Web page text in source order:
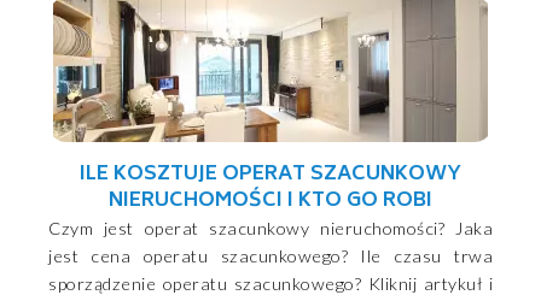
ILE KOSZTUJE OPERAT SZACUNKOWY
NIERUCHOMOŚCI I KTO GO ROBI
Czym jest operat szacunkowy nieruchomości? Jaka
jest cena operatu szacunkowego? Ile czasu trwa
sporządzenie operatu szacunkowego? Kliknij artykuł i